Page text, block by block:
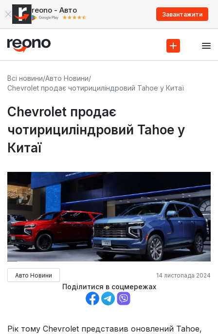
reono - Авто Завантажити
Всі новини/Авто Новини/
Chevrolet продає чотирициліндровий Tahoe у Китаї
Chevrolet продає
чотирициліндровий Tahoe у
Китаї
Авто Новини 14 листопада 2024
Поділитися в соцмережах
Рік тому Chevrolet представив оновлений Tahoe,